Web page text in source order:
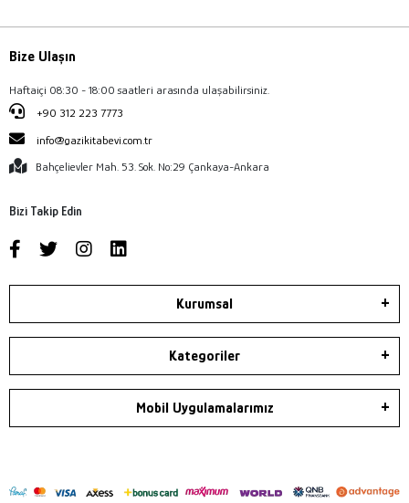
Bize Ulaşın
Haftaiçi 08:30 - 18:00 saatleri arasında ulaşabilirsiniz.
+90 312 223 7773
info@gazikitabevi.com.tr
Bahçelievler Mah. 53. Sok. No:29 Çankaya-Ankara
Bizi Takip Edin
Kurumsal
Kategoriler
Mobil Uygulamalarımız